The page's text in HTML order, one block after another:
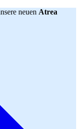
neuen Atrea